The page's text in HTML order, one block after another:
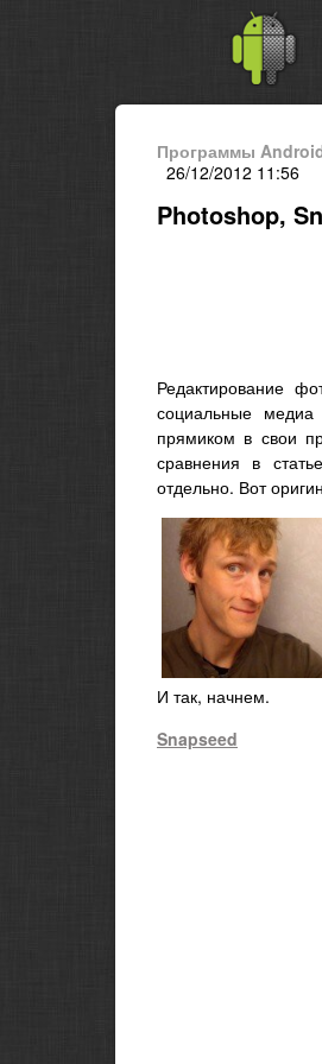
Программы
26/12/2012 11:56
Photoshop,
Редактирование
социальные медиа
прямиком в свои
сравнения в
отдельно. Вот
И так, начнем.
Snapseed